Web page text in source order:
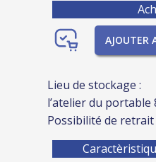
AJOUTER
Lieu de stockage :
l’atelier du portable
Possibilité de retrait